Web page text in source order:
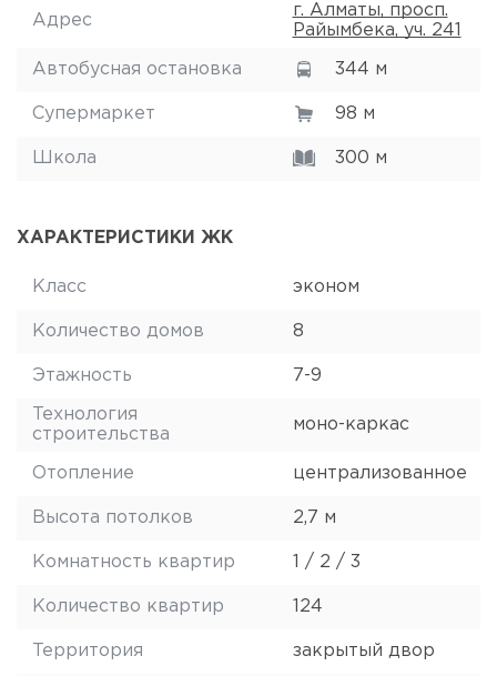
Адрес
г. Алматы, просп.
Райымбека, уч. 241
Автобусная остановка 344 м
Супермаркет 98 м
Школа 300 м
ХАРАКТЕРИСТИКИ ЖК
Класс эконом
Количество домов 8
Этажность 7-9
Технология
строительства
моно-каркас
Отопление централизованное
Высота потолков 2,7 м
Комнатность квартир 1 / 2 / 3
Количество квартир 124
Территория закрытый двор